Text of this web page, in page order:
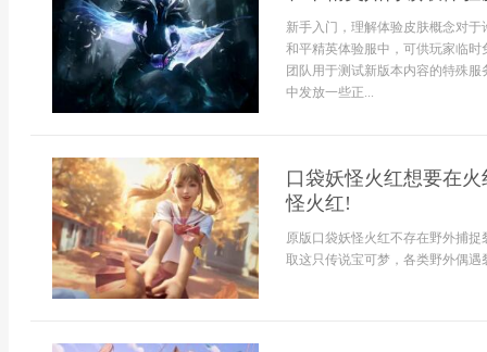
新手入门，理解体验皮肤概念对
和平精英体验服中，可供玩家临
团队用于测试新版本内容的特殊
中发放一些正...
口袋妖怪火红想要在
怪火红!
原版口袋妖怪火红不存在野外捕
取这只传说宝可梦，各类野外偶